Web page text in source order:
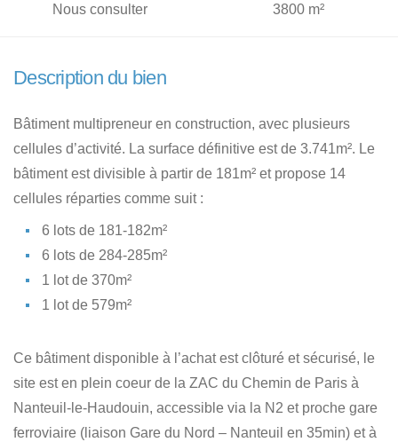
Nous consulter 3800 m²
Description du bien
Bâtiment multipreneur en construction, avec plusieurs
cellules d’activité. La surface définitive est de 3.741m². Le
bâtiment est divisible à partir de 181m² et propose 14
cellules réparties comme suit :
6 lots de 181-182m²
6 lots de 284-285m²
1 lot de 370m²
1 lot de 579m²
Ce bâtiment disponible à l’achat est clôturé et sécurisé, le
site est en plein coeur de la ZAC du Chemin de Paris à
Nanteuil-le-Haudouin, accessible via la N2 et proche gare
ferroviaire (liaison Gare du Nord – Nanteuil en 35min) et à